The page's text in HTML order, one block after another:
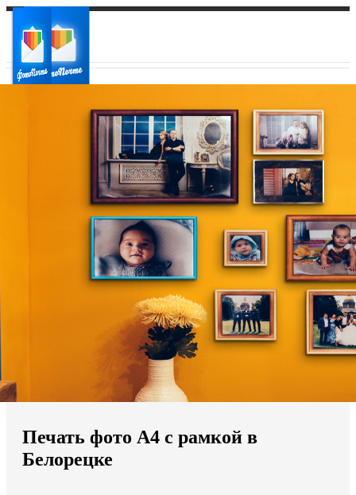
Ваш регион доставки
Выберите из списка:
Мы доставляем по всему миру
Продолжить без города
Печать фото А4 с рамкой в
Белорецке